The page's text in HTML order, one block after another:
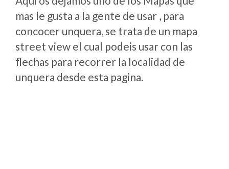
mas le gusta a la gente de usar , para
concocer unquera, se trata de un mapa
street view el cual podeis usar con las
flechas para recorrer la localidad de
unquera desde esta pagina.